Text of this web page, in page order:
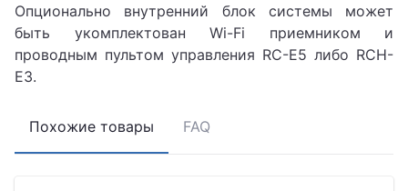
Опционально внутренний блок системы может
быть укомплектован Wi-Fi приемником и
проводным пультом управления RC-E5 либо RCH-
E3.
Похожие товары FAQ